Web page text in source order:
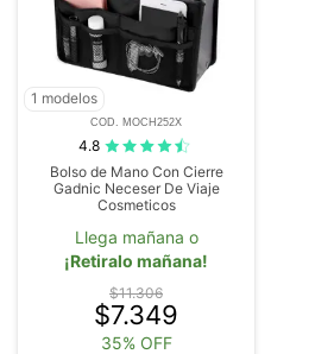
1 modelos
COD. MOCH252X
4.8
Bolso de Mano Con Cierre
Gadnic Neceser De Viaje
Cosmeticos
Llega mañana o
¡Retiralo mañana!
$11.306
$7.349
35% OFF